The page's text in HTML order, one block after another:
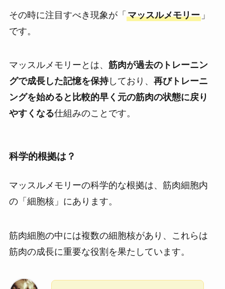
その時に注目すべき現象が「 マッスルメモリー」
です。
マッスルメモリーとは、 筋肉が過去のトレーニン
グで成長した記憶を保持しており、 再びトレーニ
ングを始めると比較的早く元の筋肉の状態に戻り
やすくなる仕組みのことです。
科学的根拠は？
マッスルメモリーの科学的な根拠は、筋肉細胞内
の「細胞核」にあります。
筋肉細胞の中には複数の細胞核があり、これらは
筋肉の成長に重要な役割を果たしています。